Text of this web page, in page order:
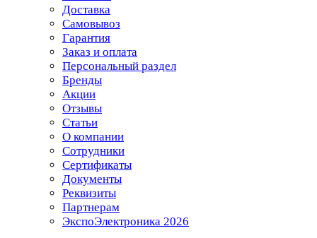
Доставка
Самовывоз
Гарантия
Заказ и оплата
Персональный раздел
Бренды
Акции
Отзывы
Статьи
О компании
Сотрудники
Сертификаты
Документы
Реквизиты
Партнерам
ЭкспоЭлектроника 2026